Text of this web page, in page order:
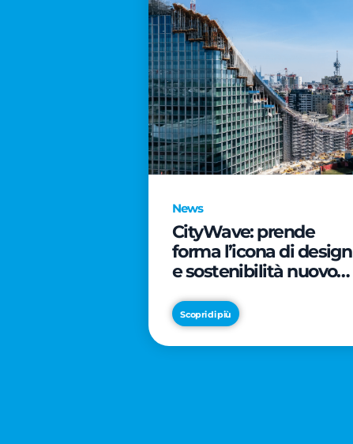
News
CityWave: prende
forma l’icona di design
e sostenibilità nuovo
Scopri di più